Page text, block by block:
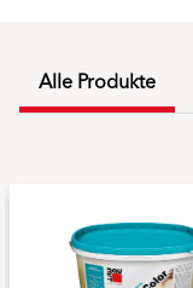
Alle Produkte